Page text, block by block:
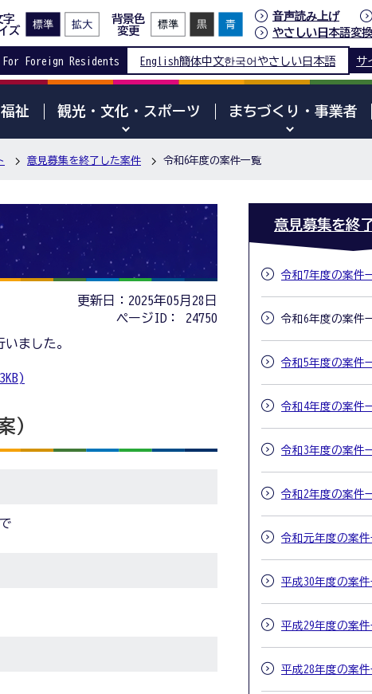
字
ズ
背景色
変更
音声読み上げ
やさしい日本語変換
For Foreign Residents English簡体中文한국어 やさしい日本語 サ
祉 観光・文化・スポーツ まちづくり・事業者
意見募集を終了した案件 令和6年度の案件一覧
更新日：2025年05月28日
ページID：
24750
ました。
）
意見募集を終
令和7年度の案件
令和6年度の案件
令和5年度の案件
令和4年度の案件
令和3年度の案件
令和2年度の案件
令和元年度の案
平成30年度の案
平成29年度の案
平成28年度の案